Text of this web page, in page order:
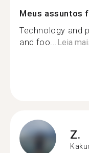
Meus assuntos
Technology and
and foo...Leia
Z.